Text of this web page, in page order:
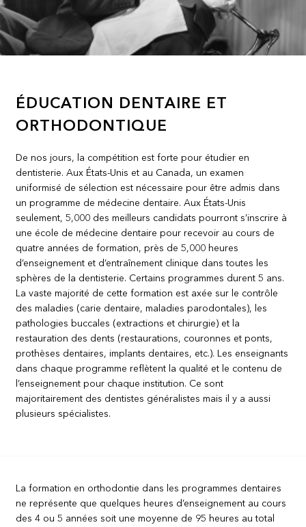
ÉDUCATION DENTAIRE ET
ORTHODONTIQUE
De nos jours, la compétition est forte pour étudier en
dentisterie. Aux États-Unis et au Canada, un examen
uniformisé de sélection est nécessaire pour être admis dans
un programme de médecine dentaire. Aux États-Unis
seulement, 5,000 des meilleurs candidats pourront s’inscrire à
une école de médecine dentaire pour recevoir au cours de
quatre années de formation, près de 5,000 heures
d’enseignement et d’entraînement clinique dans toutes les
sphères de la dentisterie. Certains programmes durent 5 ans.
La vaste majorité de cette formation est axée sur le contrôle
des maladies (carie dentaire, maladies parodontales), les
pathologies buccales (extractions et chirurgie) et la
restauration des dents (restaurations, couronnes et ponts,
prothèses dentaires, implants dentaires, etc.). Les enseignants
dans chaque programme reflètent la qualité et le contenu de
l’enseignement pour chaque institution. Ce sont
majoritairement des dentistes généralistes mais il y a aussi
plusieurs spécialistes.
La formation en orthodontie dans les programmes dentaires
ne représente que quelques heures d’enseignement au cours
des 4 ou 5 années soit une moyenne de 95 heures au total